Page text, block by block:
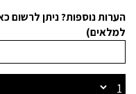
למלאים)